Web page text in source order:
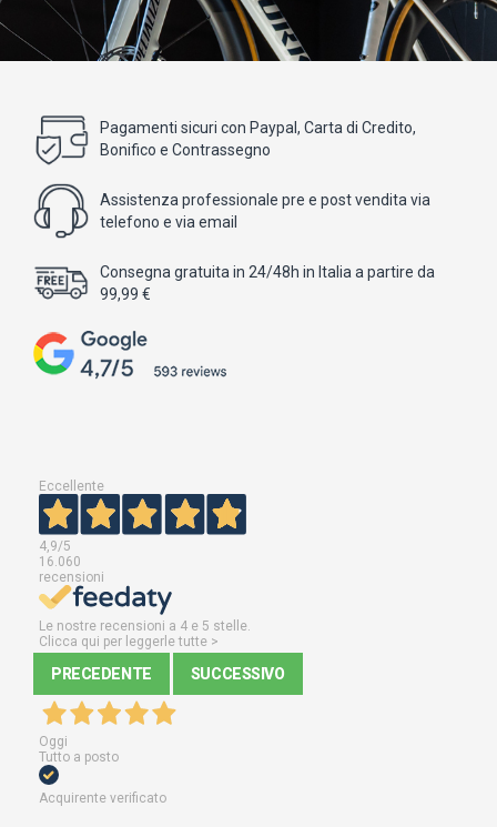
Pagamenti sicuri con Paypal, Carta di Credito,
Bonifico e Contrassegno
Assistenza professionale pre e post vendita via
telefono e via email
Consegna gratuita in 24/48h in Italia a partire da
99,99 €
Eccellente
4,9/5
16.060
recensioni
Le nostre recensioni a 4 e 5 stelle.
Clicca qui per leggerle tutte >
PRECEDENTE SUCCESSIVO
Oggi
Tutto a posto
Acquirente verificato